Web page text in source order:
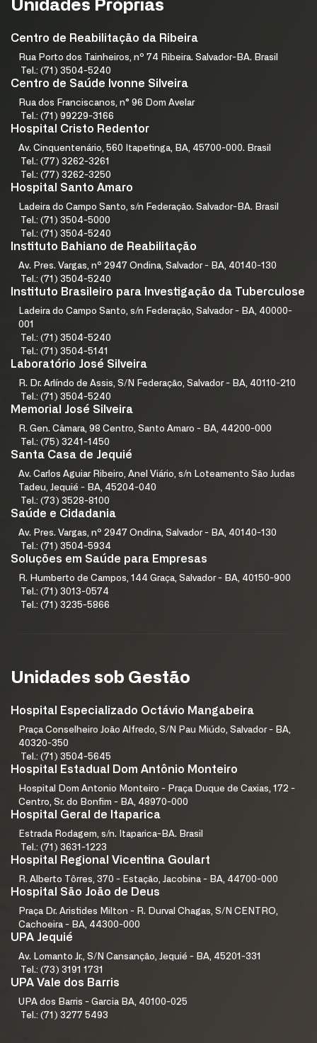
Unidades Próprias
Centro de Reabilitação da Ribeira
Rua Porto dos Tainheiros, nº 74 Ribeira. Salvador-BA. Brasil
Tel.: (71) 3504-5240
Centro de Saúde Ivonne Silveira
Rua dos Franciscanos, n° 96 Dom Avelar
Tel.: (71) 99229-3166
Hospital Cristo Redentor
Av. Cinquentenário, 560 Itapetinga, BA, 45700-000. Brasil
Tel.: (77) 3262-3261
Tel.: (77) 3262-3250
Hospital Santo Amaro
Ladeira do Campo Santo, s/n Federação. Salvador-BA. Brasil
Tel.: (71) 3504-5000
Tel.: (71) 3504-5240
Instituto Bahiano de Reabilitação
Av. Pres. Vargas, nº 2947 Ondina, Salvador - BA, 40140-130
Tel.: (71) 3504-5240
Instituto Brasileiro para Investigação da Tuberculose
Ladeira do Campo Santo, s/n Federação, Salvador - BA, 40000-
001
Tel.: (71) 3504-5240
Tel.: (71) 3504-5141
Laboratório José Silveira
R. Dr. Arlíndo de Assis, S/N Federação, Salvador - BA, 40110-210
Tel.: (71) 3504-5240
Memorial José Silveira
R. Gen. Câmara, 98 Centro, Santo Amaro - BA, 44200-000
Tel.: (75) 3241-1450
Santa Casa de Jequié
Av. Carlos Aguiar Ribeiro, Anel Viário, s/n Loteamento São Judas
Tadeu, Jequié - BA, 45204-040
Tel.: (73) 3528-8100
Saúde e Cidadania
Av. Pres. Vargas, nº 2947 Ondina, Salvador - BA, 40140-130
Tel.: (71) 3504-5934
Soluções em Saúde para Empresas
R. Humberto de Campos, 144 Graça, Salvador - BA, 40150-900
Tel.: (71) 3013-0574
Tel.: (71) 3235-5866
Unidades sob Gestão
Hospital Especializado Octávio Mangabeira
Praça Conselheiro João Alfredo, S/N Pau Miúdo, Salvador - BA,
40320-350
Tel.: (71) 3504-5645
Hospital Estadual Dom Antônio Monteiro
Hospital Dom Antonio Monteiro - Praça Duque de Caxias, 172 -
Centro, Sr. do Bonfim - BA, 48970-000
Hospital Geral de Itaparica
Estrada Rodagem, s/n. Itaparica-BA. Brasil
Tel.: (71) 3631-1223
Hospital Regional Vicentina Goulart
R. Alberto Tôrres, 370 - Estação, Jacobina - BA, 44700-000
Hospital São João de Deus
Praça Dr. Aristides Milton - R. Durval Chagas, S/N CENTRO,
Cachoeira - BA, 44300-000
UPA Jequié
Av. Lomanto Jr., S/N Cansanção, Jequié - BA, 45201-331
Tel.: (73) 3191 1731
UPA Vale dos Barris
UPA dos Barris - Garcia BA, 40100-025
Tel.: (71) 3277 5493